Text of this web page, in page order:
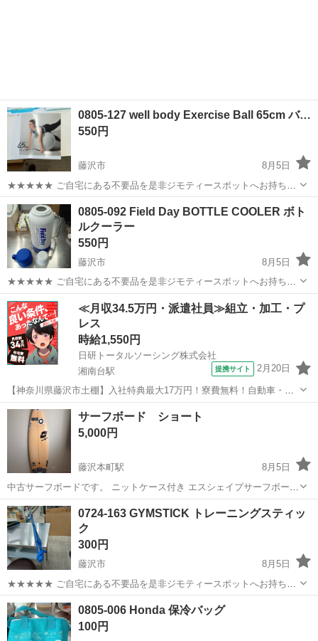
0805-127 well body Exercise Ball 65cm バ…
550円
藤沢市
8月5日
★★★★★ ご自宅にある不要品を是非ジモティースポットへお持ち込
みしませんか？ 家電、趣味・スポーツ・レジャー用品、こども用品、
衣料服飾品、生活雑貨、家具、本、CD・DVDなどが無料でまとめて持
ち込めます！ ※詳細はこ...
神奈川 藤沢市
バランスボール
0805-092 Field Day BOTTLE COOLER ボト
ルクーラー
550円
藤沢市
8月5日
★★★★★ ご自宅にある不要品を是非ジモティースポットへお持ち込
みしませんか？ 家電、趣味・スポーツ・レジャー用品、こども用品、
衣料服飾品、生活雑貨、家具、本、CD・DVDなどが無料でまとめて持
ち込めます！ ※詳細はこ...
神奈川 藤沢市 その他 クーラー
≪月収34.5万円・派遣社員≫組立・加工・プ
レス
時給1,550円
日研トータルソーシング株式会社
湘南台駅
提携サイト 2月20日
【神奈川県藤沢市土棚】入社特典最大17万円！寮費無料！自動車・ト
ラックの組立・加工ライン作業《お仕事No.5A631》 お仕事について
自動車（小・中・大型トラック）の組立や各エンジン部品の製造を行
います。インパクトレンチ...
神奈川 藤沢市 湘南台駅
サーフボード ショート
5,000円
藤沢本町駅
8月5日
中古サーフボードです。 ニットケース付き エスシェイプサーフボード
佐藤伸夫シェイプ 他出品中のサーフボードおまとめで安くします。 受
け取り場所は相談ください。 横浜方面伺えます。
神奈川 藤沢市 マリンスポーツ サーフボード
0724-163 GYMSTICK トレーニングスティッ
ク
300円
藤沢市
8月5日
★★★★★ ご自宅にある不要品を是非ジモティースポットへお持ち込
みしませんか？ 家電、趣味・スポーツ・レジャー用品、こども用品、
衣料服飾品、生活雑貨、家具、本、CD・DVDなどが無料でまとめて持
ち込めます！ ※詳細はこ...
神奈川 藤沢市 フィットネス、トレーニング
0805-006 Honda 保冷バッグ
100円